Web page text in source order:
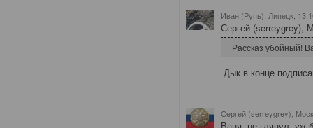
Иван (Рупь), Липецк ,
Сергей (serreygrey),
Рассказ убойный!
Дык в конце
Сергей (serreygrey),
Ваня, не глянул, уж